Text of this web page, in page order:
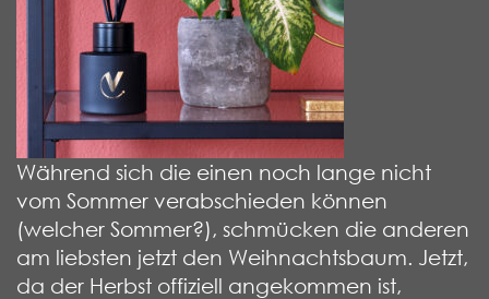
Während sich die einen noch lange nicht
vom Sommer verabschieden können
(welcher Sommer?), schmücken die anderen
am liebsten jetzt den Weihnachtsbaum. Jetzt,
da der Herbst offiziell angekommen ist,